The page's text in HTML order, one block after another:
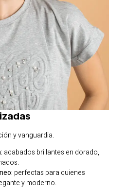
y vanguardia.
acabados brillantes en dorado,
perfectas para quienes
y moderno.